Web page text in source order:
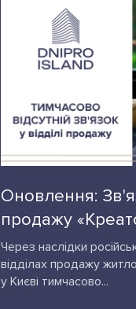
Оновлення:
продажу
Через наслідки
відділах продажу
у Києві тимчасово...